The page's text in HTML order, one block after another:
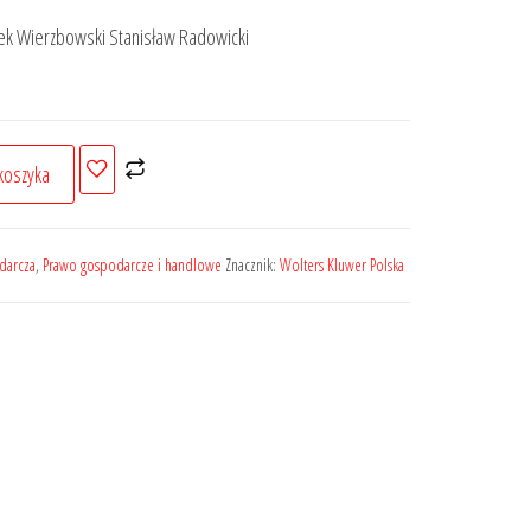
Wierzbowski Stanisław Radowicki
, Prawo gospodarcze i handlowe Znacznik: Wolters Kluwer Polska